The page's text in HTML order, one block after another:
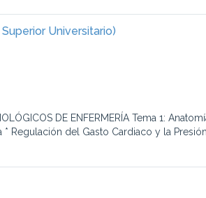
Universitario)
DE ENFERMERÍA Tema 1:
Regulación del Gasto Cardiaco y la